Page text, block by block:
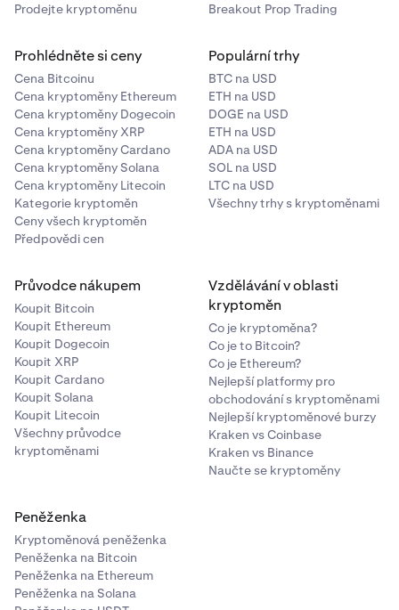
Prodejte kryptoměnu
Breakout Prop Trading
Prohlédněte si ceny
Cena Bitcoinu
Cena kryptoměny Ethereum
Cena kryptoměny Dogecoin
Cena kryptoměny XRP
Cena kryptoměny Cardano
Cena kryptoměny Solana
Cena kryptoměny Litecoin
Kategorie kryptoměn
Ceny všech kryptoměn
Předpovědi cen
Populární trhy
BTC na USD
ETH na USD
DOGE na USD
ETH na USD
ADA na USD
SOL na USD
LTC na USD
Všechny trhy s kryptoměnami
Průvodce nákupem
Koupit Bitcoin
Koupit Ethereum
Koupit Dogecoin
Koupit XRP
Koupit Cardano
Koupit Solana
Koupit Litecoin
Všechny průvodce
kryptoměnami
Vzdělávání v oblasti
kryptoměn
Co je kryptoměna?
Co je to Bitcoin?
Co je Ethereum?
Nejlepší platformy pro
obchodování s kryptoměnami
Nejlepší kryptoměnové burzy
Kraken vs Coinbase
Kraken vs Binance
Naučte se kryptoměny
Peněženka
Kryptoměnová peněženka
Peněženka na Bitcoin
Peněženka na Ethereum
Peněženka na Solana